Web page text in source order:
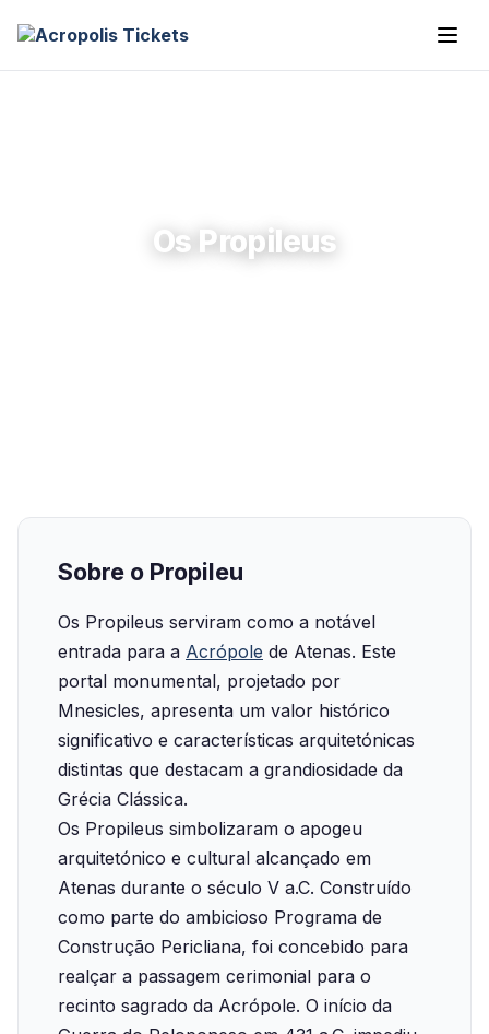
Os Propileus
Sobre o Propileu
Os Propileus serviram como a notável
entrada para a Acrópole de Atenas. Este
portal monumental, projetado por
Mnesicles, apresenta um valor histórico
significativo e características arquitetónicas
distintas que destacam a grandiosidade da
Grécia Clássica.‍
Os Propileus simbolizaram o apogeu
arquitetónico e cultural alcançado em
Atenas durante o século V a.C. Construído
como parte do ambicioso Programa de
Construção Pericliana, foi concebido para
realçar a passagem cerimonial para o
recinto sagrado da Acrópole. O início da